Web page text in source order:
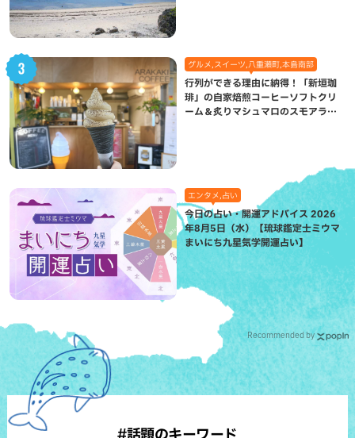
グルメ,スイーツ,八重瀬町,本島南部
行列ができる理由に納得！「新垣珈
琲」の自家焙煎コーヒーソフトクリ
ーム＆炙りマシュマロのスモアラテ
エンタメ,占い
今日の占い・開運アドバイス 2026
年8月5日（水）【琉球鑑定士ミウマ
まいにち九星気学開運占い】
Recommended by
#話題のキーワード